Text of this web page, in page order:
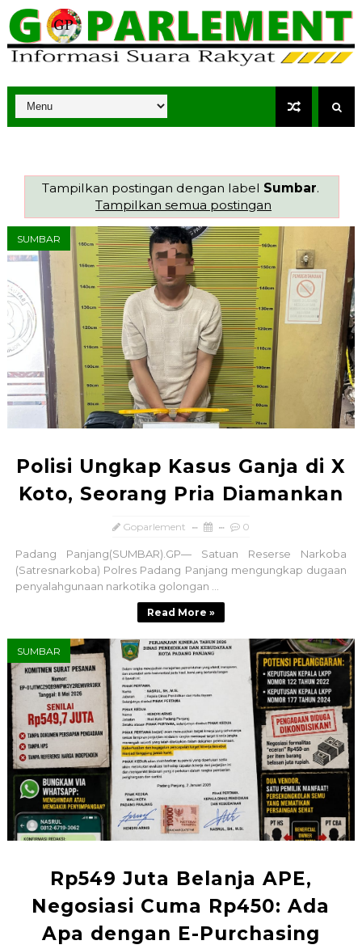
Tampilkan postingan dengan label Sumbar.
Tampilkan semua postingan
SUMBAR
Polisi Ungkap Kasus Ganja di X
Koto, Seorang Pria Diamankan
Goparlement 0
Padang Panjang(SUMBAR).GP— Satuan Reserse Narkoba
(Satresnarkoba) Polres Padang Panjang mengungkap dugaan
penyalahgunaan narkotika golongan ...
Read More »
SUMBAR
Rp549 Juta Belanja APE,
Negosiasi Cuma Rp450: Ada
Apa dengan E-Purchasing